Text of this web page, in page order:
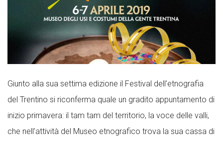
Giunto alla sua settima edizione il Festival dell’etnografia
del Trentino si riconferma quale un gradito appuntamento di
inizio primavera: il tam tam del territorio, la voce delle valli,
che nell’attività del Museo etnografico trova la sua cassa di